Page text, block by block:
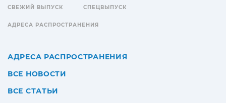
СВЕЖИЙ ВЫПУСК СПЕЦВЫПУСК
АДРЕСА РАСПРОСТРАНЕНИЯ
АДРЕСА РАСПРОСТРАНЕНИЯ
ВСЕ НОВОСТИ
ВСЕ СТАТЬИ